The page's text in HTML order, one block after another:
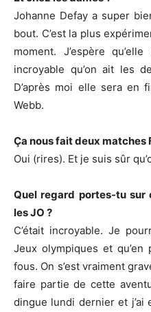
Johanne Defay a super
bout. C’est la plus
moment. J’espère
incroyable qu’on ait les
D’après moi elle sera en
Webb.
Ça nous fait deux
Oui (rires). Et je suis sûr
Quel regard portes-tu sur
les JO ?
C’était incroyable. Je
Jeux olympiques et
fous. On s’est vraiment
faire partie de cette
dingue lundi dernier et